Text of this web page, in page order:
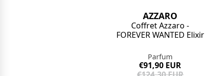
AZZARO
Coffret Azzaro -
FOREVER WANTED Elixir
Parfum
€91,90 EUR